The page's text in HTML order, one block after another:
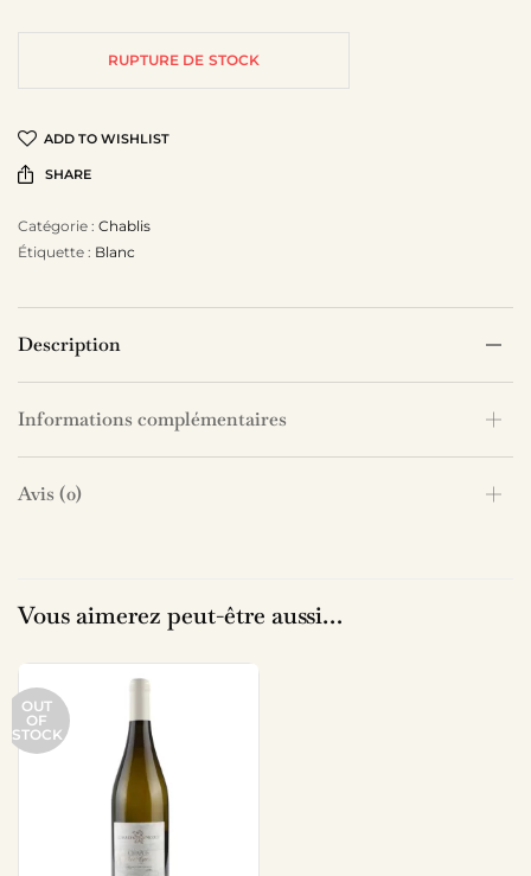
RUPTURE DE STOCK
ADD TO WISHLIST
SHARE
Catégorie : Chablis
Étiquette : Blanc
Description
Informations complémentaires
Avis (0)
Vous aimerez peut-être aussi…
OUT
OF
STOCK